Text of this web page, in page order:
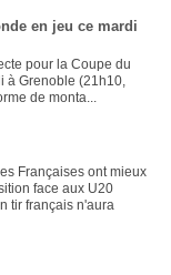
en jeu ce mardi
pour la Coupe du
à Grenoble (21h10,
de monta...
Françaises ont mieux
face aux U20
tir français n'aura